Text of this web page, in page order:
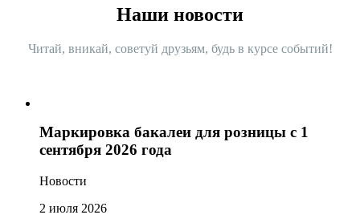
Наши новости
Читай, вникай, советуй друзьям, будь в курсе событий!
Маркировка бакалеи для розницы с 1
сентября 2026 года
Новости
2 июля 2026